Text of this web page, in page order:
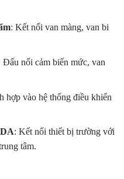
: Kết nối van màng, van bi
Đấu nối cảm biến mức, van
hợp vào hệ thống điều khiển
: Kết nối thiết bị trường với
tâm.